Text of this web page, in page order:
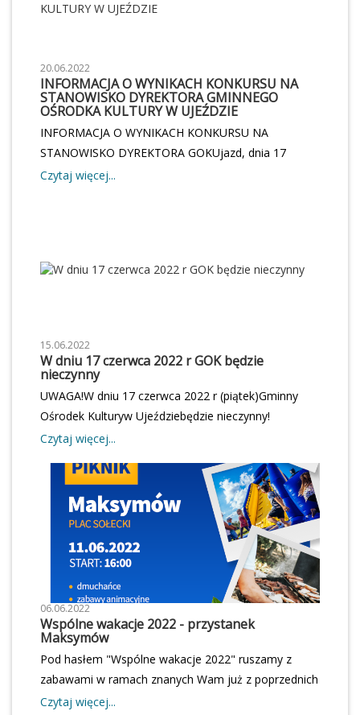
20.06.2022
INFORMACJA O WYNIKACH KONKURSU NA
STANOWISKO DYREKTORA GMINNEGO
OŚRODKA KULTURY W UJEŹDZIE
INFORMACJA O WYNIKACH KONKURSU NA
STANOWISKO DYREKTORA GOKUjazd, dnia 17
czerwca 2022 r. INFORMACJA O WYNIKACH
Gminnego Ośrodka Kultury w Ujeździe wybrany
określone w ogłoszeniu o konkursie. W loku
rozmowy kwalifikacyjnej kandydat szeroko
zaprezentował swoją koncepcję autorskiego
programu działania Gminnego Ośrodka Kultury w
Ujeździe oraz właściwie przedstawiał swoją wiedzę i
oferowanym stanowisku.
Czytaj więcej...
15.06.2022
W dniu 17 czerwca 2022 r GOK będzie
nieczynny
UWAGA!W dniu 17 czerwca 2022 r (piątek)Gminny
Ośrodek Kulturyw Ujeździebędzie nieczynny!
Czytaj więcej...
06.06.2022
Wspólne wakacje 2022 - przystanek
Maksymów
Pod hasłem "Wspólne wakacje 2022" ruszamy z
zabawami w ramach znanych Wam już z poprzednich
lat pikników sołeckich.Na dobry początek -
Czytaj więcej...